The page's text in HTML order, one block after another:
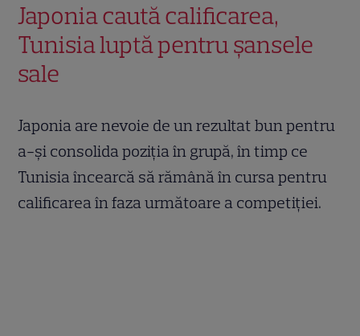
Japonia caută calificarea,
Tunisia luptă pentru șansele
sale
Japonia are nevoie de un rezultat bun pentru
a-și consolida poziția în grupă, în timp ce
Tunisia încearcă să rămână în cursa pentru
calificarea în faza următoare a competiției.